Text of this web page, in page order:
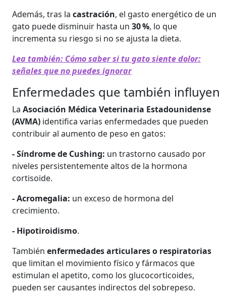
Además, tras la castración, el gasto energético de un
gato puede disminuir hasta un 30 %, lo que
incrementa su riesgo si no se ajusta la dieta.
Lea también: Cómo saber si tu gato siente dolor:
señales que no puedes ignorar
Enfermedades que también influyen
La Asociación Médica Veterinaria Estadounidense
(AVMA) identifica varias enfermedades que pueden
contribuir al aumento de peso en gatos:
- Síndrome de Cushing: un trastorno causado por
niveles persistentemente altos de la hormona
cortisoide.
- Acromegalia: un exceso de hormona del
crecimiento.
- Hipotiroidismo.
También enfermedades articulares o respiratorias
que limitan el movimiento físico y fármacos que
estimulan el apetito, como los glucocorticoides,
pueden ser causantes indirectos del sobrepeso.